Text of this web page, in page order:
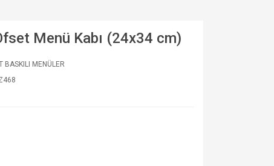
Menü Kabı (24x34 cm)
BASKILI MENÜLER